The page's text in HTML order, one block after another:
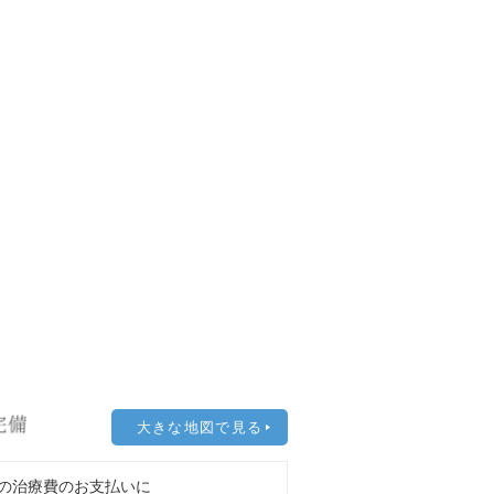
大きな地図で見る
治療費のお支払いに